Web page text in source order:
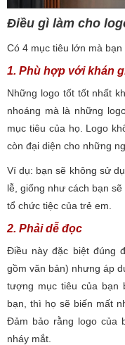
Điều gì làm cho
Có 4 mục tiêu lớn mà
1. Phù hợp với khán
Những logo tốt tốt nhất
nhoáng mà là những
mục tiêu của họ. Logo
còn đại diện cho những
Ví dụ: bạn sẽ không sử
lễ, giống như cách bạn
tổ chức tiệc của trẻ em.
2. Phải dễ đọc
Điều này đặc biệt đúng
gồm văn bản) nhưng áp
tượng mục tiêu của bạn
bạn, thì họ sẽ biến mất
Đảm bảo rằng logo của
nháy mắt.